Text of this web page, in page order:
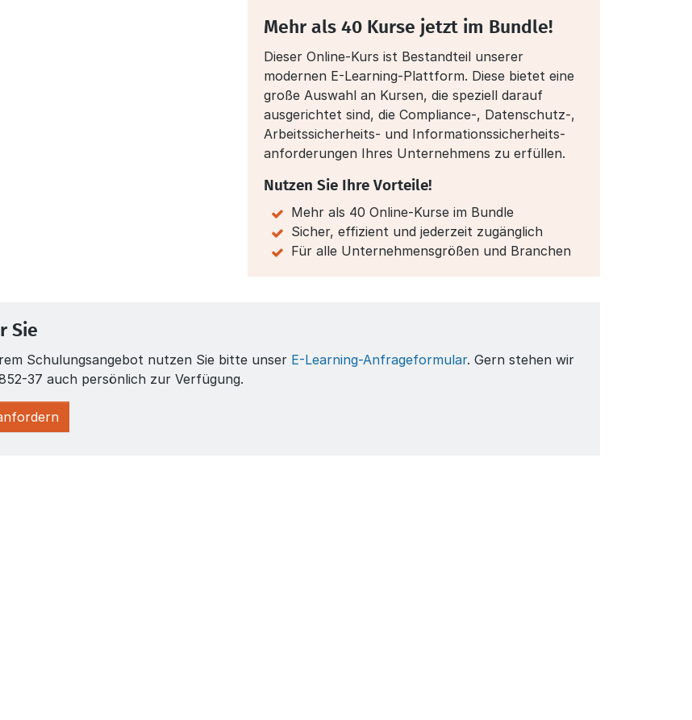
Mehr als 40 Kurse jetzt im Bundle!
Dieser Online-Kurs ist Bestandteil unserer
modernen E-Learning-Plattform. Diese bietet eine
große Auswahl an Kursen, die speziell darauf
ausgerichtet sind, die Compliance-, Datenschutz-,
Arbeitssicherheits- und Informationssicherheits­
anforderungen Ihres Unternehmens zu erfüllen.
Nutzen Sie Ihre Vorteile!
Mehr als 40 Online-Kurse im Bundle
Sicher, effizient und jederzeit zugänglich
Für alle Unternehmensgrößen und Branchen
Sie
Schulungsangebot nutzen Sie bitte unser E-Learning-Anfrageformular. Gern stehen wir
37 auch persönlich zur Verfügung.